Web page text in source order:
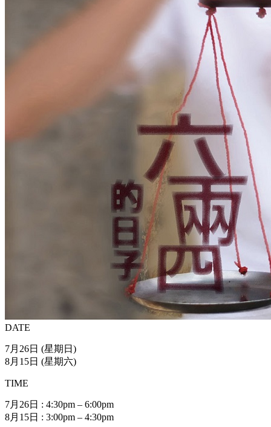
DATE
7月26日 (星期日)
8月15日 (星期六)
TIME
7月26日 : 4:30pm – 6:00pm
8月15日 : 3:00pm – 4:30pm